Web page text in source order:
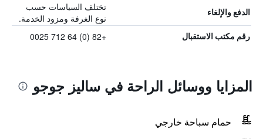
الدفع والإلغاء
تختلف السياسات حسب
نوع الغرفة ومزود الخدمة.
رقم مكتب الاستقبال +82 (0) 64 712 0025
المزايا ووسائل الراحة في ساليز جوجو
حمام سباحة خارجي